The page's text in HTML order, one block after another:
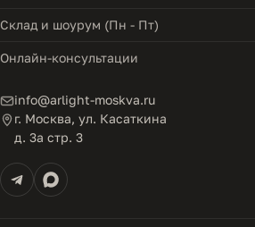
Склад и шоурум (Пн - Пт)
Онлайн-консультации
info@arlight-moskva.ru
г. Москва, ул. Касаткина
д. 3а стр. 3